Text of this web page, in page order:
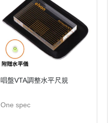
唱盤VTA調整水平尺規
One spec